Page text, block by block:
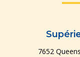
7652